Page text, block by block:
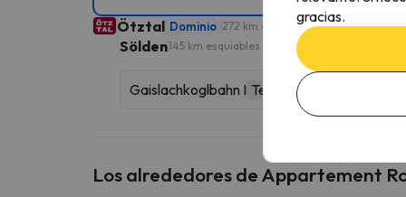
Ötztal Dominio 272 km esquiables
Sölden145 km esquiables
Gaislachkoglbahn I Telecabina
Los alrededores de Appartement
gracias.